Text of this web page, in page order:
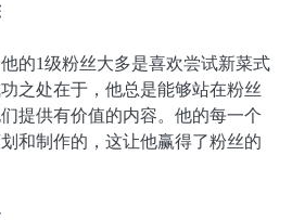
的1级粉丝大多是喜欢尝试新菜式
之处在于，他总是能够站在粉丝
提供有价值的内容。他的每一个
和制作的，这让他赢得了粉丝的